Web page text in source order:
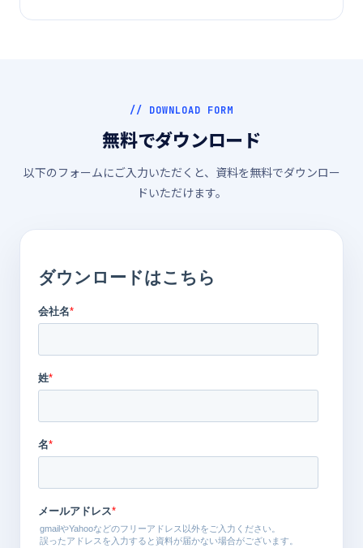
// DOWNLOAD FORM
無料でダウンロード
以下のフォームにご入力いただくと、資料を無料でダウンロー
ドいただけます。